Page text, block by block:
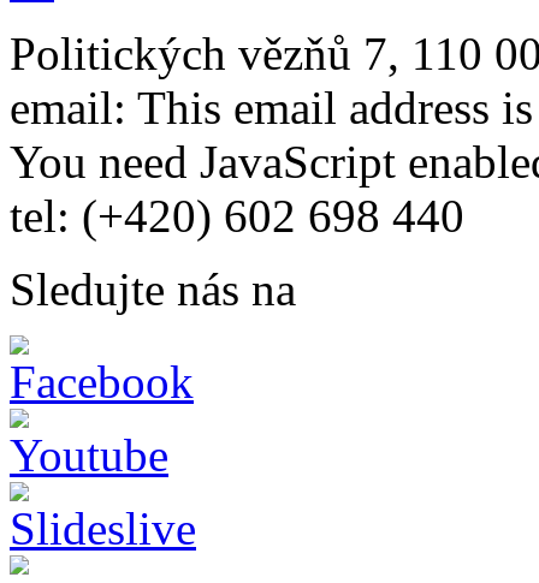
Politických vězňů 7, 110
email: This email address
You need JavaScript
tel: (+420) 602 698 440
Sledujte nás na